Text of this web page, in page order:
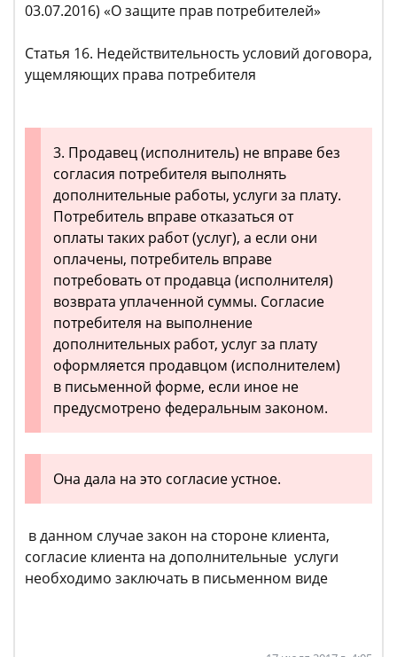
03.07.2016) «О защите прав потребителей»
Статья 16. Недействительность условий договора,
ущемляющих права потребителя
3. Продавец (исполнитель) не вправе без
согласия потребителя выполнять
дополнительные работы, услуги за плату.
Потребитель вправе отказаться от
оплаты таких работ (услуг), а если они
оплачены, потребитель вправе
потребовать от продавца (исполнителя)
возврата уплаченной суммы. Согласие
потребителя на выполнение
дополнительных работ, услуг за плату
оформляется продавцом (исполнителем)
в письменной форме, если иное не
предусмотрено федеральным законом.
Она дала на это согласие устное.
в данном случае закон на стороне клиента,
согласие клиента на дополнительные услуги
необходимо заключать в письменном виде